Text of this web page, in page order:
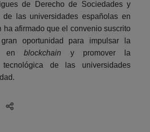
de Derecho de Sociedades y
de las universidades españolas en
ha afirmado que el convenio suscrito
oportunidad para impulsar la
enblockchain y promover la
tecnológica de las universidades